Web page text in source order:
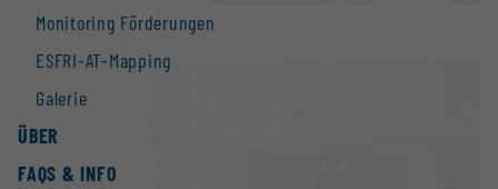
Monitoring Förderungen
ESFRI-AT-Mapping
Galerie
ÜBER
FAQS & INFO